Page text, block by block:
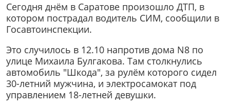
Сегодня днём в Саратове произошло ДТП, в
котором пострадал водитель СИМ, сообщили в
Госавтоинспекции.
Это случилось в 12.10 напротив дома N8 по
улице Михаила Булгакова. Там столкнулись
автомобиль "Шкода", за рулём которого сидел
30-летний мужчина, и электросамокат под
управлением 18-летней девушки.